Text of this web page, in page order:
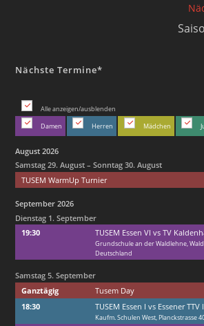
Nächste Termine*
Alle anzeigen/ausblenden
Damen
Herren Mädchen
August 2026
Samstag 29. August –Sonntag 30. August
TUSEM WarmUp Turnier
September 2026
Dienstag 1. September
19:30
TUSEM Essen VI vs TV
Grundschule an der Waldlehne,
Deutschland
Samstag 5. September
Ganztägig
Tusem Day
18:30
TUSEM Essen I vs Essener TTV
Kaufm. Schulen West, Planckstrasse